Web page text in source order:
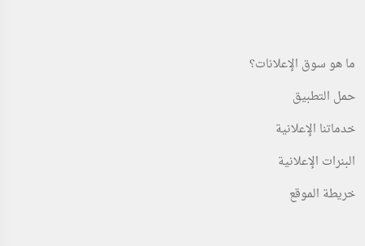
ما هو سوق الإعلانات؟
حمل التطبيق
خدماتنا الإعلانية
البنرات الإعلانية
خريطة الموقع